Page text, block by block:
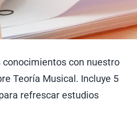
conocimientos con nuestro
Teoría Musical. Incluye 5
refrescar estudios